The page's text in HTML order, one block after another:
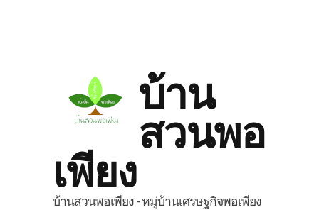
บ้าน
สวนพอ
เพียง
บ้านสวนพอเพียง - หมู่บ้านเศรษฐกิจพอเพียง